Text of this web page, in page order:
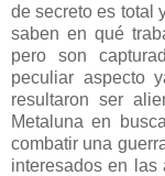
de secreto es total
saben en qué
pero son
peculiar aspecto
resultaron ser
Metaluna en
combatir una
interesados en las